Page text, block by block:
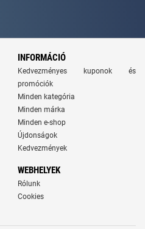
INFORMÁCIÓ
Kedvezményes kuponok és
promóciók
Minden kategória
Minden márka
Minden e-shop
Újdonságok
Kedvezmények
WEBHELYEK
Rólunk
Cookies